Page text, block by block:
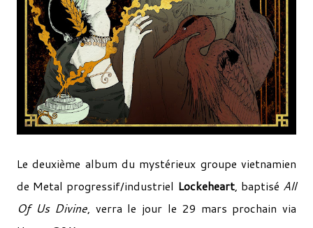
Le deuxième album du mystérieux groupe vietnamien
de Metal progressif/industriel Lockeheart, baptisé All
Of Us Divine, verra le jour le 29 mars prochain via